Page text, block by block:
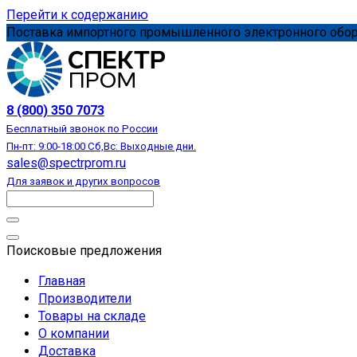
Перейти к содержанию
Поставка импортного промышленного электронного
8 (800) 350 7073
Бесплатный звонок по России
Пн-пт: 9:00-18:00 Сб,Вс: Выходные дни.
sales@spectrprom.ru
Для заявок и других вопросов
Поисковые предложения
Главная
Производители
Товары на складе
О компании
Доставка